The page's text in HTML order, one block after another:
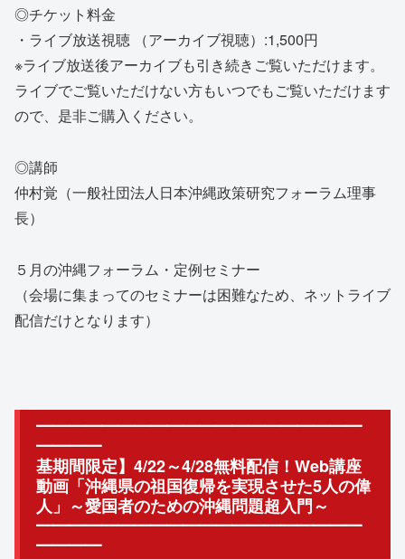
◎チケット料金
・ライブ放送視聴 （アーカイブ視聴）:1,500円
※ライブ放送後アーカイブも引き続きご覧いただけます。
ライブでご覧いただけない方もいつでもご覧いただけます
ので、是非ご購入ください。
◎講師
仲村覚（一般社団法人日本沖縄政策研究フォーラム理事
長）
５月の沖縄フォーラム・定例セミナー
（会場に集まってのセミナーは困難なため、ネットライブ
配信だけとなります）
━━━━━━━━━━━━━━━━━━━━
━━━━
基期間限定】4/22～4/28無料配信！Web講座
動画「沖縄県の祖国復帰を実現させた5人の偉
人」～愛国者のための沖縄問題超入門～
━━━━━━━━━━━━━━━━━━━━
━━━━